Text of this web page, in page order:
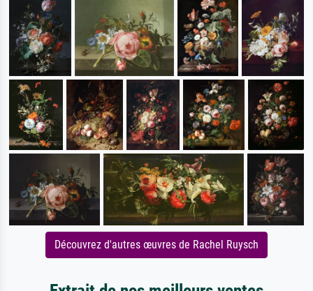
Découvrez d'autres œuvres de Rachel Ruysch